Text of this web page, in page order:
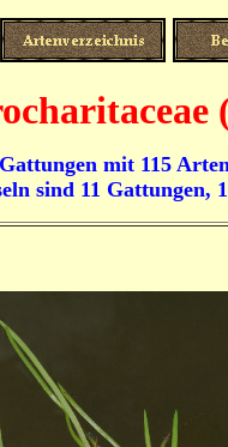
mit 115
sind 11 Gattungen,